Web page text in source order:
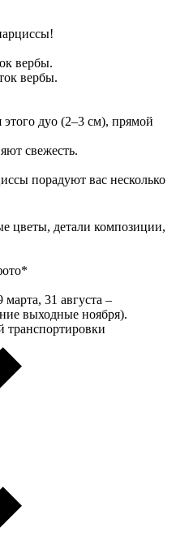
вербы.
вербы.
дуо (2–3 см), прямой
свежесть.
порадуют вас несколько
цветы, детали композиции,
31 августа –
выходные ноября).
транспортировки